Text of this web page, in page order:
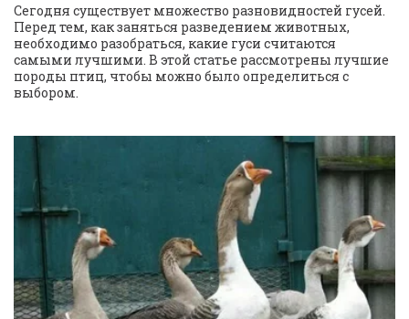
Сегодня существует множество разновидностей гусей.
Перед тем, как заняться разведением животных,
необходимо разобраться, какие гуси считаются
самыми лучшими. В этой статье рассмотрены лучшие
породы птиц, чтобы можно было определиться с
выбором.